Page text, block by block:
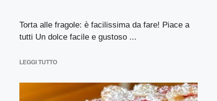
Torta alle fragole: è facilissima da fare! Piace a
tutti Un dolce facile e gustoso ...
LEGGI TUTTO